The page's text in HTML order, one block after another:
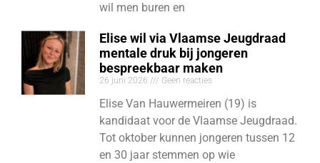
wil men buren en
Elise wil via Vlaamse Jeugdraad
mentale druk bij jongeren
bespreekbaar maken
26 juni 2026 Geen reacties
Elise Van Hauwermeiren (19) is
kandidaat voor de Vlaamse Jeugdraad.
Tot oktober kunnen jongeren tussen 12
en 30 jaar stemmen op wie